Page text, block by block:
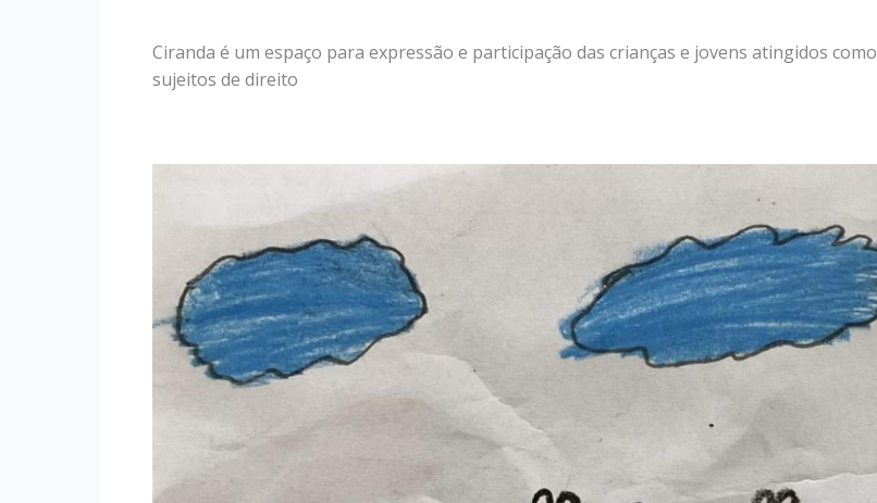
Ciranda é um espaço para expressão e participação das crianças e jovens atingidos como
sujeitos de direito